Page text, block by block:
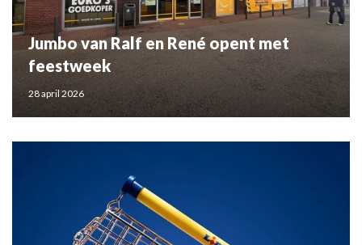
Jumbo van Ralf en René opent met
feestweek
28 april 2026